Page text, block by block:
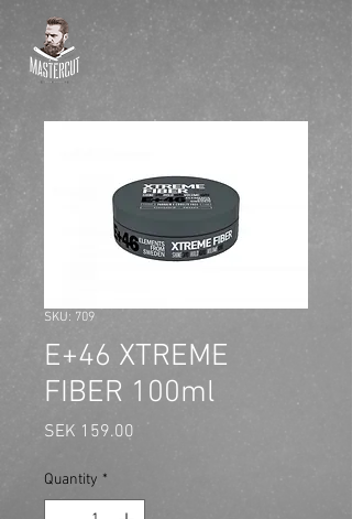
SKU: 709
E+46 XTREME
FIBER 100ml
SEK 159.00 Price
Quantity *